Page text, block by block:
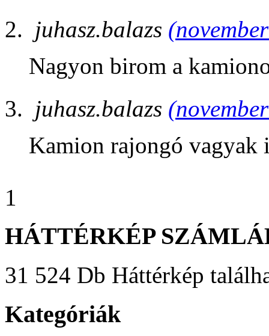
juhasz.balazs
Nagyon birom a
juhasz.balazs
Kamion rajongó vagyak
1
HÁTTÉRKÉP
31 524 Db Háttérkép
Kategóriák